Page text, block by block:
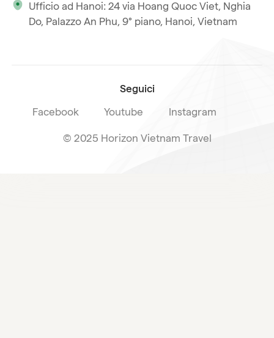
Iscriviti alla nostra
La nostra licenza internazionale
Ufficio ad Hanoi: 24 via Hoang Quoc Viet, Nghia
Do, Palazzo An Phu, 9° piano, Hanoi, Vietnam
Seguici
Facebook Youtube Instagram
© 2025 Horizon Vietnam Travel